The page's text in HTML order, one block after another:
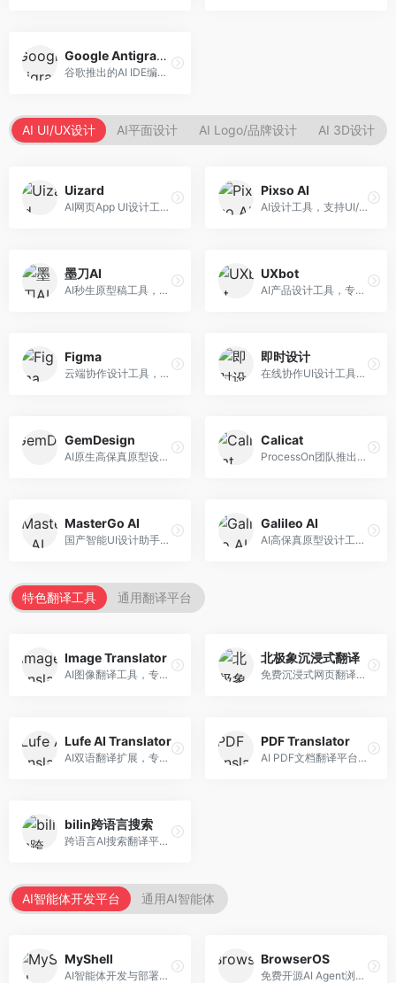
Google Antigravity
谷歌推出的AI IDE编程智能体，整合Google Cloud服务。面向谷歌生态开发者，提供智能编程辅助、云服务集成等功能。
AI UI/UX设计 AI平面设计 AI Logo/品牌设计 AI 3D设计
Uizard
AI网页App UI设计工具，专注于快速界面生成。面向产品经理和设计师，提供线框图转UI、界面生成、设计优化等服务，设计速度快。
Pixso AI
AI设计工具，支持UI/UX设计全流程。面向设计师和产品团队，提供界面生成、设计优化、协作评审等服务，国产替代方案，团队协作便捷。
墨刀AI
AI秒生原型稿工具，专注于快速原型设计。面向产品经理和设计师，提供原型生成、交互设计、团队协作等服务，原型制作效率高。
UXbot
AI产品设计工具，专注于用户体验优化。面向UX设计师，提供用户研究、设计建议、可用性测试等服务，UX设计支持完善。
Figma
云端协作设计工具，整合AI设计辅助功能。面向UI/UX设计师和产品团队，提供界面设计、原型制作、团队协作等服务，协作功能强大，是UI设计领域的标杆产品。
即时设计
在线协作UI设计工具，整合AI设计功能。面向设计师和产品团队，提供界面设计、原型制作、设计资源库等服务，国产协作设计平台。
GemDesign
AI原生高保真原型设计工具，专注于智能设计生成。面向设计师，提供界面生成、设计优化、原型制作等服务，设计自动化程度高。
Calicat
ProcessOn团队推出的产设研协作平台，整合设计与协作功能。面向产品团队，提供设计协作、文档管理、团队沟通等服务，产研协作便捷。
MasterGo AI
国产智能UI设计助手，专注于界面设计自动化。面向UI设计师，提供界面生成、组件设计、设计系统构建等服务，中文用户适配性好。
Galileo AI
AI高保真原型设计工具，专注于UI界面生成。面向设计师和产品团队，提供界面生成、交互设计、设计优化等服务，界面质量高。
特色翻译工具 通用翻译平台
Image Translator
AI图像翻译工具，专注于图片文字翻译。面向设计师和电商从业者，提供图片文字识别、翻译、替换等服务，图像翻译效果好。
北极象沉浸式翻译
免费沉浸式网页翻译工具，专注于阅读体验。面向普通用户，提供网页双语翻译、文档翻译等服务，免费使用，翻译质量高。
Lufe AI Translator
AI双语翻译扩展，专注于浏览器翻译场景。面向外语内容阅读者，提供网页双语翻译、划词翻译等服务，浏览器集成便捷。
PDF Translator
AI PDF文档翻译平台，专注于文档本地化。面向商务人士，提供PDF翻译、格式保留、批量处理等服务，文档翻译专业。
bilin跨语言搜索
跨语言AI搜索翻译平台，专注于信息获取。面向研究者和内容创作者，提供跨语言搜索、内容翻译、信息整合等服务，跨语言检索能力强。
AI智能体开发平台 通用AI智能体
MyShell
AI智能体开发与部署平台，专注于语音交互智能体。面向开发者，提供语音智能体创建、部署服务、社区分享等功能，语音交互能力强。
BrowserOS
免费开源AI Agent浏览器，专注于浏览器自动化。面向开发者，提供浏览器控制、任务自动化、API接口等服务，开源免费。